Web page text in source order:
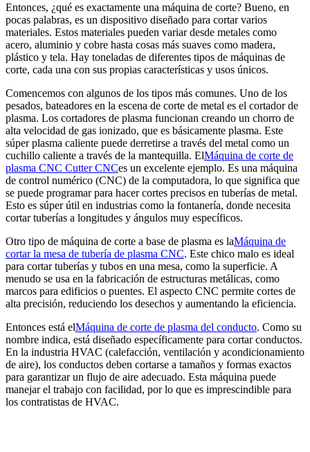
Entonces, ¿qué es exactamente una máquina de corte? Bueno, en
pocas palabras, es un dispositivo diseñado para cortar varios
materiales. Estos materiales pueden variar desde metales como
acero, aluminio y cobre hasta cosas más suaves como madera,
plástico y tela. Hay toneladas de diferentes tipos de máquinas de
corte, cada una con sus propias características y usos únicos.
Comencemos con algunos de los tipos más comunes. Uno de los
pesados, bateadores en la escena de corte de metal es el cortador de
plasma. Los cortadores de plasma funcionan creando un chorro de
alta velocidad de gas ionizado, que es básicamente plasma. Este
súper plasma caliente puede derretirse a través del metal como un
cuchillo caliente a través de la mantequilla. ElMáquina de corte de
plasma CNC Cutter CNCes un excelente ejemplo. Es una máquina
de control numérico (CNC) de la computadora, lo que significa que
se puede programar para hacer cortes precisos en tuberías de metal.
Esto es súper útil en industrias como la fontanería, donde necesita
cortar tuberías a longitudes y ángulos muy específicos.
Otro tipo de máquina de corte a base de plasma es laMáquina de
cortar la mesa de tubería de plasma CNC. Este chico malo es ideal
para cortar tuberías y tubos en una mesa, como la superficie. A
menudo se usa en la fabricación de estructuras metálicas, como
marcos para edificios o puentes. El aspecto CNC permite cortes de
alta precisión, reduciendo los desechos y aumentando la eficiencia.
Entonces está elMáquina de corte de plasma del conducto. Como su
nombre indica, está diseñado específicamente para cortar conductos.
En la industria HVAC (calefacción, ventilación y acondicionamiento
de aire), los conductos deben cortarse a tamaños y formas exactos
para garantizar un flujo de aire adecuado. Esta máquina puede
manejar el trabajo con facilidad, por lo que es imprescindible para
los contratistas de HVAC.